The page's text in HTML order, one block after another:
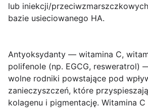
lub iniekcji/
bazie usieciowanego HA.
Antyoksydanty — witamina C,
polifenole (np. EGCG, resweratrol)
wolne rodniki powstające pod
zanieczyszczeń, które
kolagenu i pigmentację. Witamina C